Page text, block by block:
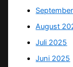
August
Juli 2025
Juni 2025